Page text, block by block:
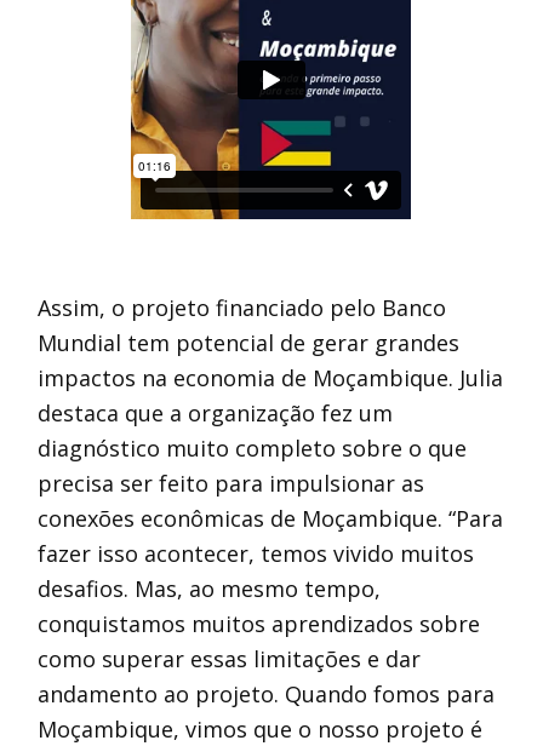
Assim, o projeto financiado pelo Banco
Mundial tem potencial de gerar grandes
impactos na economia de Moçambique. Julia
destaca que a organização fez um
diagnóstico muito completo sobre o que
precisa ser feito para impulsionar as
conexões econômicas de Moçambique. “Para
fazer isso acontecer, temos vivido muitos
desafios. Mas, ao mesmo tempo,
conquistamos muitos aprendizados sobre
como superar essas limitações e dar
andamento ao projeto. Quando fomos para
Moçambique, vimos que o nosso projeto é